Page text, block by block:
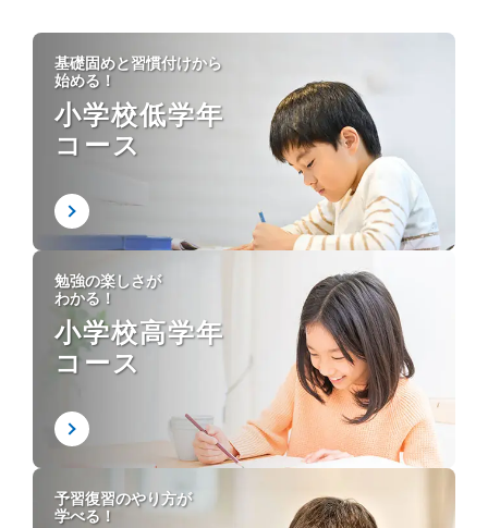
基礎固めと習慣付けから
始める！
小学校低学年
コース
勉強の楽しさが
わかる！
小学校高学年
コース
予習復習のやり方が
学べる！